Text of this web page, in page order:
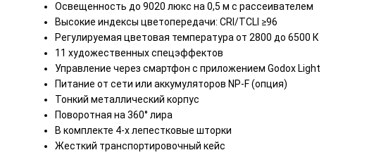
Освещенность до 9020 люкс на 0,5 м с рассеивателем
Высокие индексы цветопередачи: CRI/TCLI ≥96
Регулируемая цветовая температура от 2800 до 6500 К
11 художественных спецэффектов
Управление через смартфон с приложением Godox Light
Питание от сети или аккумуляторов NP-F (опция)
Тонкий металлический корпус
Поворотная на 360° лира
В комплекте 4-х лепестковые шторки
Жесткий транспортировочный кейс